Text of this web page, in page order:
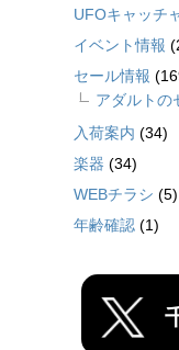
UFOキャッチ
イベント情報
セール情報
アダルトの
入荷案内 (34)
楽器 (34)
WEBチラシ (5)
年齢確認 (1)